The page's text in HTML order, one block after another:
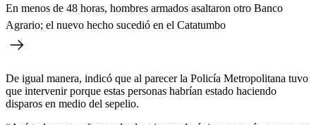
En menos de 48 horas, hombres armados asaltaron otro Banco
Agrario; el nuevo hecho sucedió en el Catatumbo
De igual manera, indicó que al parecer la Policía Metropolitana tuvo
que intervenir porque estas personas habrían estado haciendo
disparos en medio del sepelio.